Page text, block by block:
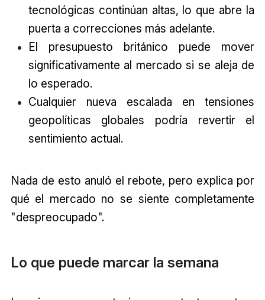
tecnológicas continúan altas, lo que abre la
puerta a correcciones más adelante.
El presupuesto británico puede mover
significativamente al mercado si se aleja de
lo esperado.
Cualquier nueva escalada en tensiones
geopolíticas globales podría revertir el
sentimiento actual.
Nada de esto anuló el rebote, pero explica por
qué el mercado no se siente completamente
"despreocupado".
Lo que puede marcar la semana